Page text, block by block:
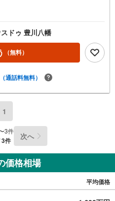
ドゥ 豊川八幡
（無料）
（通話料無料）
1
3件
3件 次へ
価格相場
平均価格